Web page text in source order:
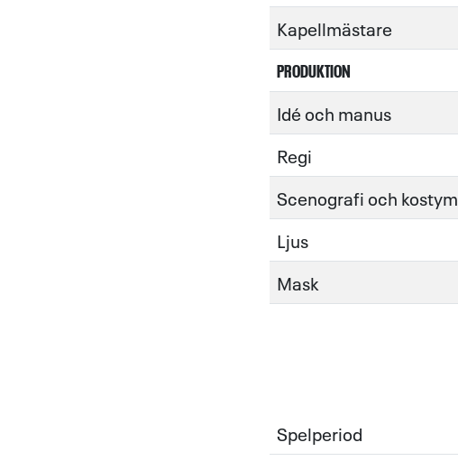
Kapellmästare
PRODUKTION
Idé och manus
Regi
Scenografi och kostym
Ljus
Mask
Spelperiod